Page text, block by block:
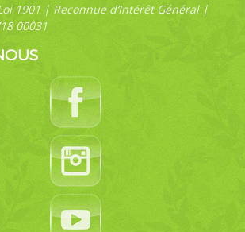
1901 | Reconnue d’Intérêt Général |
00031